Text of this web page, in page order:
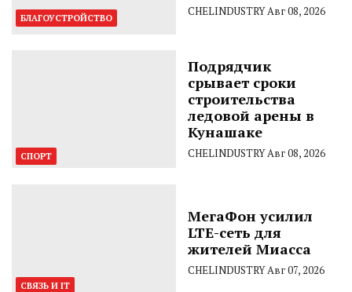
БЛАГОУСТРОЙСТВО CHELINDUSTRYАвг 08, 2026
СПОРТ
Подрядчик
срывает сроки
строительства
ледовой арены в
Кунашаке
CHELINDUSTRYАвг 08, 2026
СВЯЗЬ И IT
МегаФон усилил
LTE-сеть для
жителей Миасса
CHELINDUSTRYАвг 07, 2026